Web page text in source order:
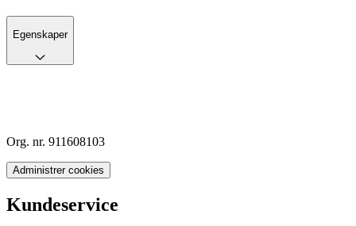
Egenskaper
Org. nr. 911608103
Administrer cookies
Kundeservice